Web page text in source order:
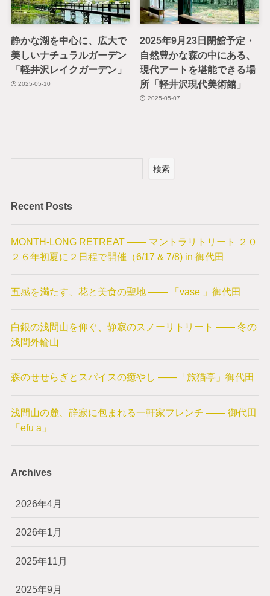
静かな湖を中心に、広大で
美しいナチュラルガーデン
「軽井沢レイクガーデン」
2025-05-10
2025年9月23日閉館予定・
自然豊かな森の中にある、
現代アートを堪能できる場
所「軽井沢現代美術館」
2025-05-07
検索
Recent Posts
MONTH-LONG RETREAT —— マントラリトリート ２０
２６年初夏に２日程で開催（6/17 & 7/8) in 御代田
五感を満たす、花と美食の聖地 —— 「vase 」御代田
白銀の浅間山を仰ぐ、静寂のスノーリトリート —— 冬の
浅間外輪山
森のせせらぎとスパイスの癒やし ——「旅猫亭」御代田
浅間山の麓、静寂に包まれる一軒家フレンチ —— 御代田
「efu a」
Archives
2026年4月
2026年1月
2025年11月
2025年9月